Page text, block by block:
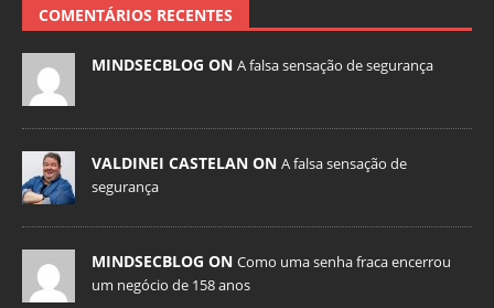
COMENTÁRIOS RECENTES
MINDSECBLOG ON A falsa sensação de segurança
VALDINEI CASTELAN ON A falsa sensação de
segurança
MINDSECBLOG ON Como uma senha fraca encerrou
um negócio de 158 anos